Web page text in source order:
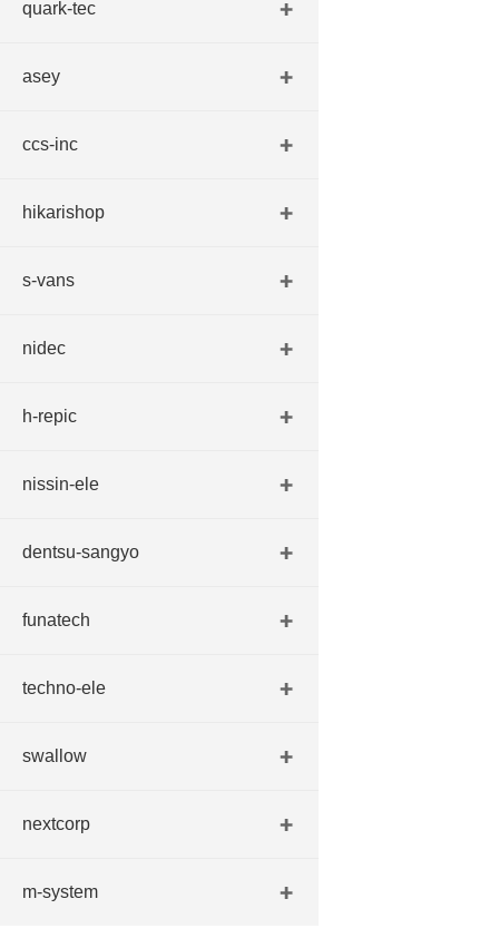
quark-tec
asey
ccs-inc
hikarishop
s-vans
nidec
h-repic
nissin-ele
dentsu-sangyo
funatech
techno-ele
swallow
nextcorp
m-system